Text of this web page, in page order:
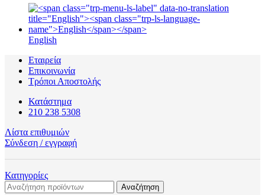
English
Εταιρεία
Επικοινωνία
Τρόποι Αποστολής
Κατάστημα
210 238 5308
Λίστα επιθυμιών
Σύνδεση / εγγραφή
Κατηγορίες
Αναζήτηση